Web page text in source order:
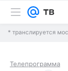
* транслируется
Телепрограмма